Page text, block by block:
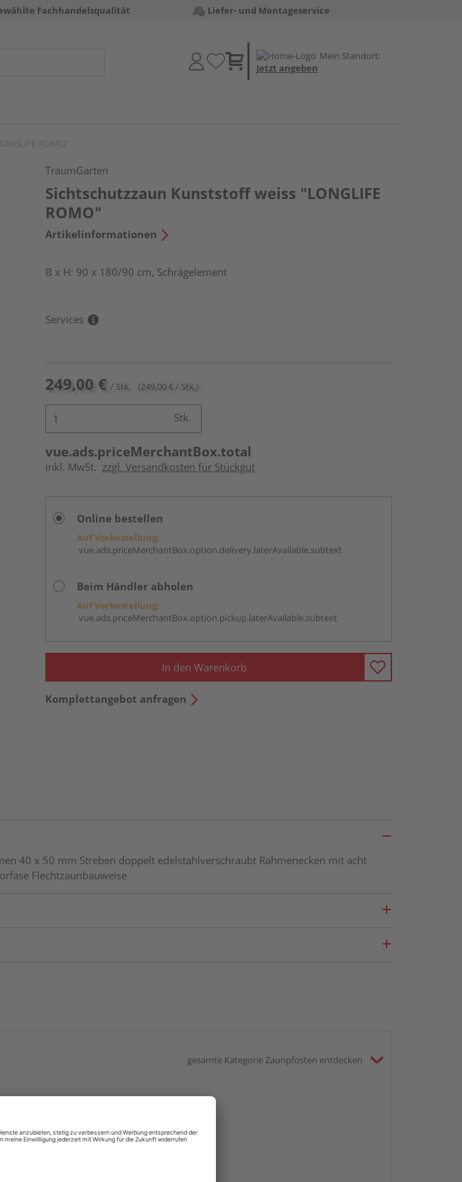
Fachhandelsqualität Liefer- und Montageservice
Mein Standort:
Jetzt angeben
TraumGarten
Sichtschutzzaun Kunststoff weiss "LONGLIFE
ROMO"
Artikelinformationen
B x H: 90 x 180/90 cm, Schrägelement
Services
249,00 € / Stk. (249,00 € / Stk.)
Stk.
vue.ads.priceMerchantBox.total
inkl. MwSt. zzgl. Versandkosten für Stückgut
Online bestellen
Auf Vorbestellung:
vue.ads.priceMerchantBox.option.delivery.laterAvailable.subtext
Beim Händler abholen
Auf Vorbestellung:
vue.ads.priceMerchantBox.option.pickup.laterAvailable.subtext
In den Warenkorb
Komplettangebot anfragen
40 x 50 mm Streben doppelt edelstahlverschraubt Rahmenecken mit acht
Flechtzaunbauweise
gesamte Kategorie Zaunpfosten entdecken